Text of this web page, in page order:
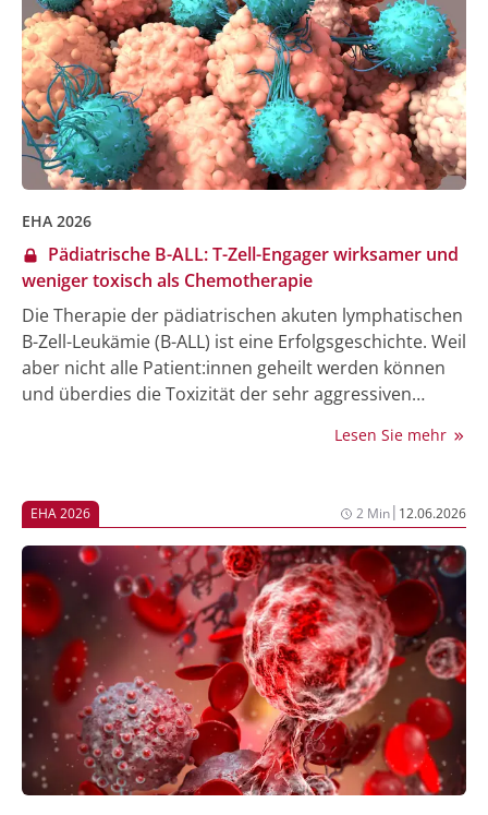
EHA 2026
Pädiatrische B-ALL: T-Zell-Engager wirksamer und
weniger toxisch als Chemotherapie
Die Therapie der pädiatrischen akuten lymphatischen
B-Zell-Leukämie (B-ALL) ist eine Erfolgsgeschichte. Weil
aber nicht alle Patient:innen geheilt werden können
und überdies die Toxizität der sehr aggressiven
Frankfurt-Münster-Gruppe (BFM) in Zusammenarbeit
Ematologia e Oncologia (AIEOP) weiter
Therapieoptimierungsstudien durch. Mit einer
Hochrisiko-Kohorte ihrer Phase-III-Studie 2017 hat
dieses Konsortium nun einen weiteren Erfolg erzielt,
den sie bei der Jahrestagung der European
Hematology Association (EHA) in Stockholm
präsentieren konnte.
Lesen Sie mehr
EHA 2026 2 Min| 12.06.2026